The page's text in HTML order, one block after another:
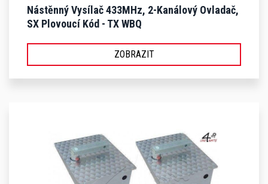
Nástěnný Vysílač 433MHz, 2-Kanálový Ovladač,
SX Plovoucí Kód - TX WBQ
ZOBRAZIT